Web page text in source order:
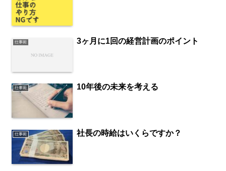
仕事術 3ヶ月に1回の経営計画のポイント
仕事術 10年後の未来を考える
仕事術 社長の時給はいくらですか？